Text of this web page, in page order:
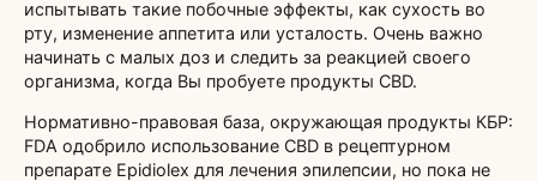
испытывать такие побочные эффекты, как сухость во
рту, изменение аппетита или усталость. Очень важно
начинать с малых доз и следить за реакцией своего
организма, когда Вы пробуете продукты CBD.
Нормативно-правовая база, окружающая продукты КБР:
FDA одобрило использование CBD в рецептурном
препарате Epidiolex для лечения эпилепсии, но пока не